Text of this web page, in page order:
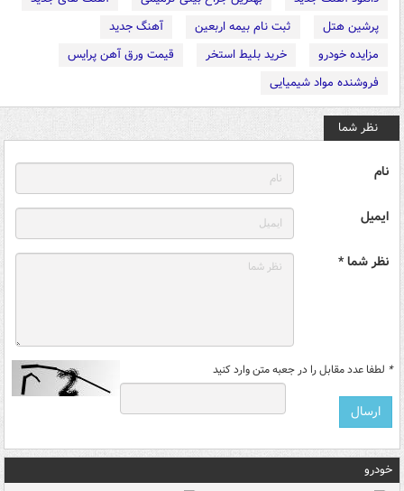
پرشین هتل
ثبت نام بیمه اربعین
آهنگ جدید
مزایده خودرو
خرید بلیط استخر
قیمت ورق آهن پرایس
فروشنده مواد شیمیایی
نظر شما
نام
ایمیل
نظر شما *
* لطفا عدد مقابل را در جعبه متن وارد کنید
خودرو